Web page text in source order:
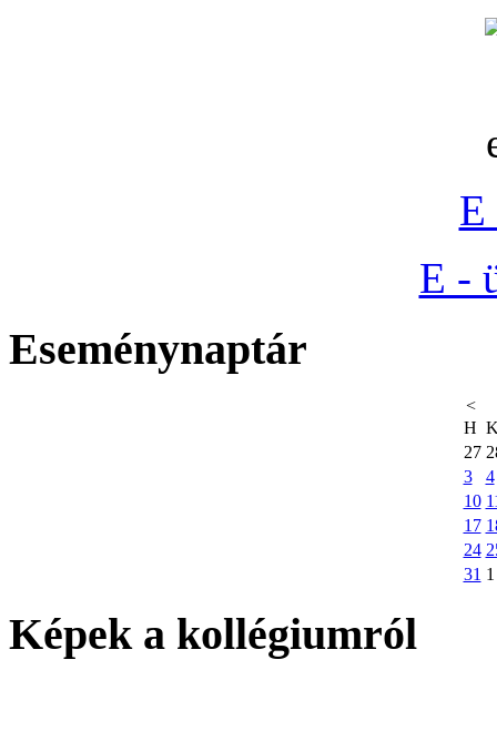
E
E -
Eseménynaptár
<
H
27
3
4
10
17
24
31 1
Képek a kollégiumról